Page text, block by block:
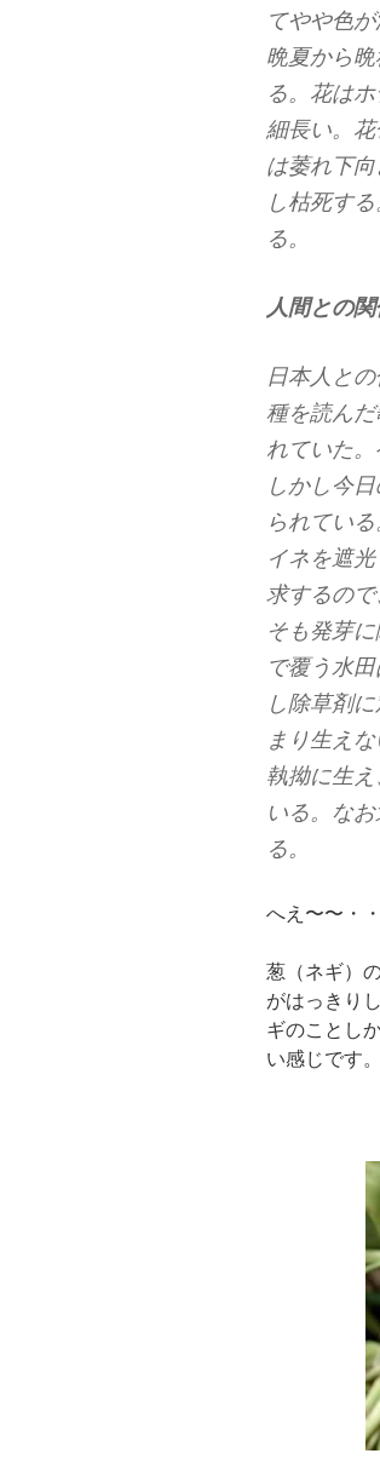
てやや色が
晩夏から
る。花は
細長い。
は萎れ下
し枯死す
る。
人間との関
日本人と
種を読ん
れていた。
しかし今
られてい
イネを遮
求するの
そも発芽
で覆う水
し除草剤
まり生え
執拗に生
いる。な
る。
へえ〜〜・
葱（ネギ）
がはっきり
ギのことし
い感じです。